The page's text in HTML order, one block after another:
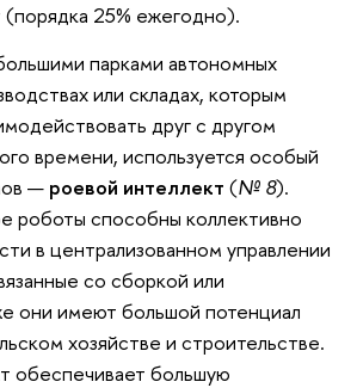
25% ежегодно).
парками автономных
или складах, которым
друг с другом
времени, используется особый
— роевой интеллект (№ 8).
роботы способны коллективно
в централизованном управлении
со сборкой или
они имеют большой потенциал
хозяйстве и строительстве.
обеспечивает большую